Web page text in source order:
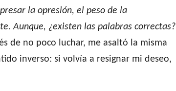
la opresión, el peso de la
Aunque, ¿existen las palabras correctas?
de no poco luchar, me asaltó la misma
inverso: si volvía a resignar mi deseo,